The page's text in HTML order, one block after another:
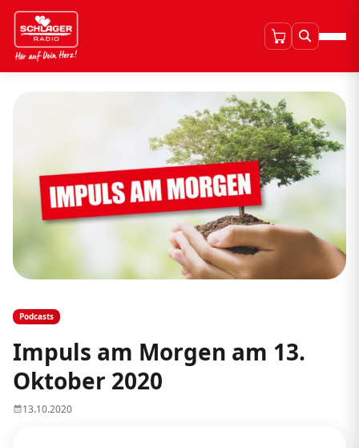
Podcasts
Impuls am Morgen am 13.
Oktober 2020
13.10.2020